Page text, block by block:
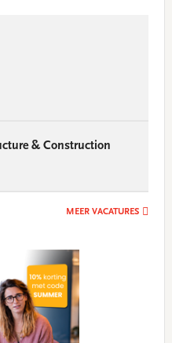
& Construction
MEER VACATURES